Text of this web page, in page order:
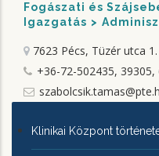
Fogászati és
Igazgatás
7623 Pécs, Tüzér utca 1.
+36-72-502435, 39305,
KLINIKAI
KÖZPONTRÓL
Klinikai Központ